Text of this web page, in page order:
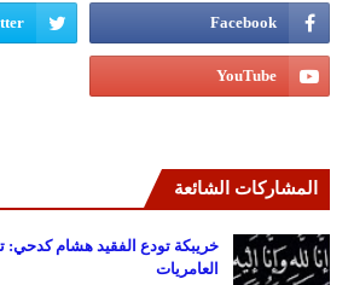
المشاركات الشائعة
خريبكة تودع الفقيد هشام كدحي:
العامريات